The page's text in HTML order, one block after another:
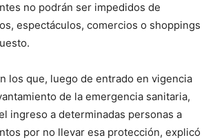
no podrán ser impedidos de
espectáculos, comercios o shoppings
los que, luego de entrado en vigencia
de la emergencia sanitaria,
ingreso a determinadas personas a
por no llevar esa protección, explicó